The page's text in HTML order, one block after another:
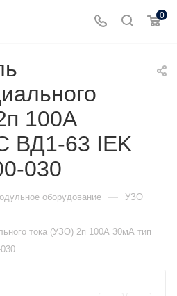
0
100А
ВД1-63 IEK
030
оборудование — УЗО
тока (УЗО) 2п 100А 30мА тип